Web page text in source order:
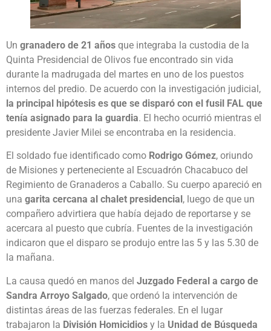
Un granadero de 21 años que integraba la custodia de la
Quinta Presidencial de Olivos fue encontrado sin vida
durante la madrugada del martes en uno de los puestos
internos del predio. De acuerdo con la investigación judicial,
la principal hipótesis es que se disparó con el fusil FAL que
tenía asignado para la guardia. El hecho ocurrió mientras el
presidente Javier Milei se encontraba en la residencia.
El soldado fue identificado como Rodrigo Gómez, oriundo
de Misiones y perteneciente al Escuadrón Chacabuco del
Regimiento de Granaderos a Caballo. Su cuerpo apareció en
una garita cercana al chalet presidencial , luego de que un
compañero advirtiera que había dejado de reportarse y se
acercara al puesto que cubría. Fuentes de la investigación
indicaron que el disparo se produjo entre las 5 y las 5.30 de
la mañana.
La causa quedó en manos del Juzgado Federal a cargo de
Sandra Arroyo Salgado, que ordenó la intervención de
distintas áreas de las fuerzas federales. En el lugar
trabajaron la División Homicidios y la Unidad de Búsqueda